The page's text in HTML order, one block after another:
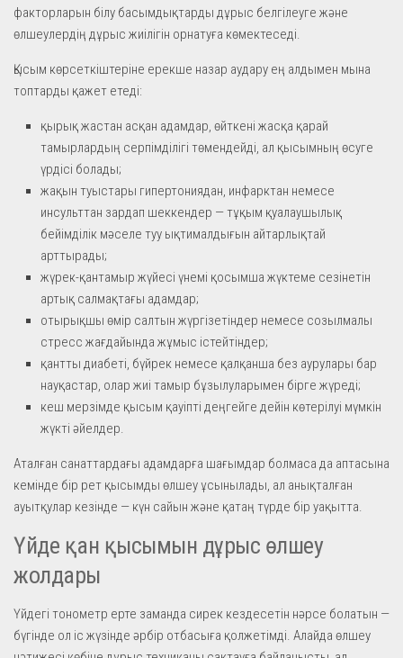
факторларын білу басымдықтарды дұрыс белгілеуге және
өлшеулердің дұрыс жиілігін орнатуға көмектеседі.
Қысым көрсеткіштеріне ерекше назар аудару ең алдымен мына
топтарды қажет етеді:
қырық жастан асқан адамдар, өйткені жасқа қарай
тамырлардың серпімділігі төмендейді, ал қысымның өсуге
үрдісі болады;
жақын туыстары гипертониядан, инфарктан немесе
инсульттан зардап шеккендер — тұқым қуалаушылық
бейімділік мәселе туу ықтималдығын айтарлықтай
арттырады;
жүрек-қантамыр жүйесі үнемі қосымша жүктеме сезінетін
артық салмақтағы адамдар;
отырықшы өмір салтын жүргізетіндер немесе созылмалы
стресс жағдайында жұмыс істейтіндер;
қантты диабеті, бүйрек немесе қалқанша без аурулары бар
науқастар, олар жиі тамыр бұзылуларымен бірге жүреді;
кеш мерзімде қысым қауіпті деңгейге дейін көтерілуі мүмкін
жүкті әйелдер.
Аталған санаттардағы адамдарға шағымдар болмаса да аптасына
кемінде бір рет қысымды өлшеу ұсынылады, ал анықталған
ауытқулар кезінде — күн сайын және қатаң түрде бір уақытта.
Үйде қан қысымын дұрыс өлшеу
жолдары
Үйдегі тонометр ерте заманда сирек кездесетін нәрсе болатын —
бүгінде ол іс жүзінде әрбір отбасыға қолжетімді. Алайда өлшеу